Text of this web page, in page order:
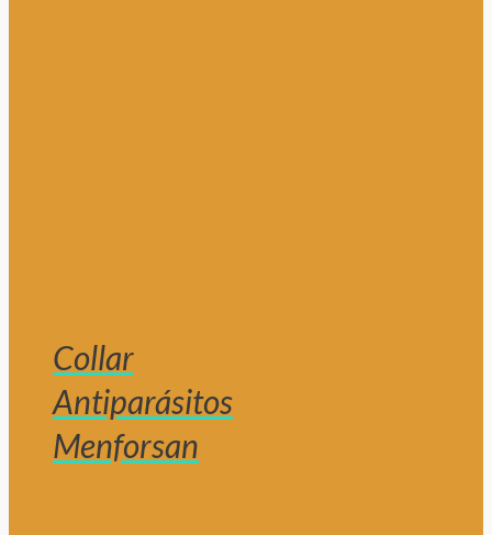
Collar
Antiparásitos
Menforsan